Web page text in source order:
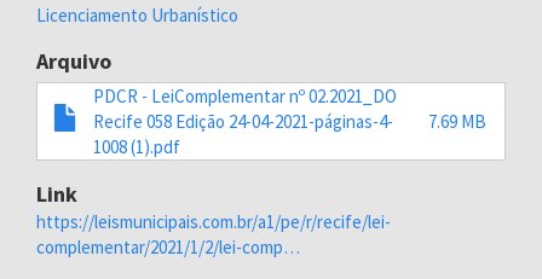
Licenciamento Urbanístico
Arquivo
PDCR - LeiComplementar nº 02.2021_DO
Recife 058 Edição 24-04-2021-páginas-4-
1008 (1).pdf
7.69 MB
Link
https://leismunicipais.com.br/a1/pe/r/recife/lei-
complementar/2021/1/2/lei-comp…